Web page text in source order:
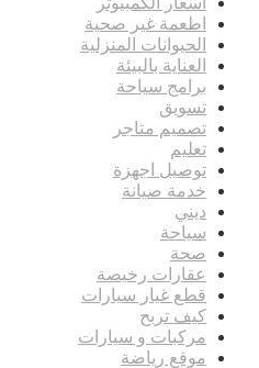
اطعمة غير صحية
الحيوانات المنزلية
العناية بالبيئة
برامج سياحة
تسويق
تصميم متاجر
تعليم
توصيل اجهزة
خدمة صيانة
ديني
سياحة
صحة
عقارات رخيصة
قطع غيار سيارات
كيف تربح
مركبات و سيارات
موقع رياضة